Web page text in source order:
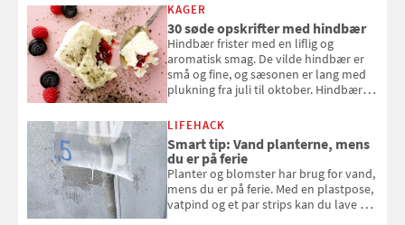
KAGER
30 søde opskrifter med hindbær
Hindbær frister med en liflig og
aromatisk smag. De vilde hindbær er
små og fine, og sæsonen er lang med
plukning fra juli til oktober. Hindbær
kan bruge dine hindbær i alt fra
bagværk og salater til is og syltning.
LIFEHACK
Smart tip: Vand planterne, mens
du er på ferie
Planter og blomster har brug for vand,
mens du er på ferie. Med en plastpose,
vatpind og et par strips kan du lave dit